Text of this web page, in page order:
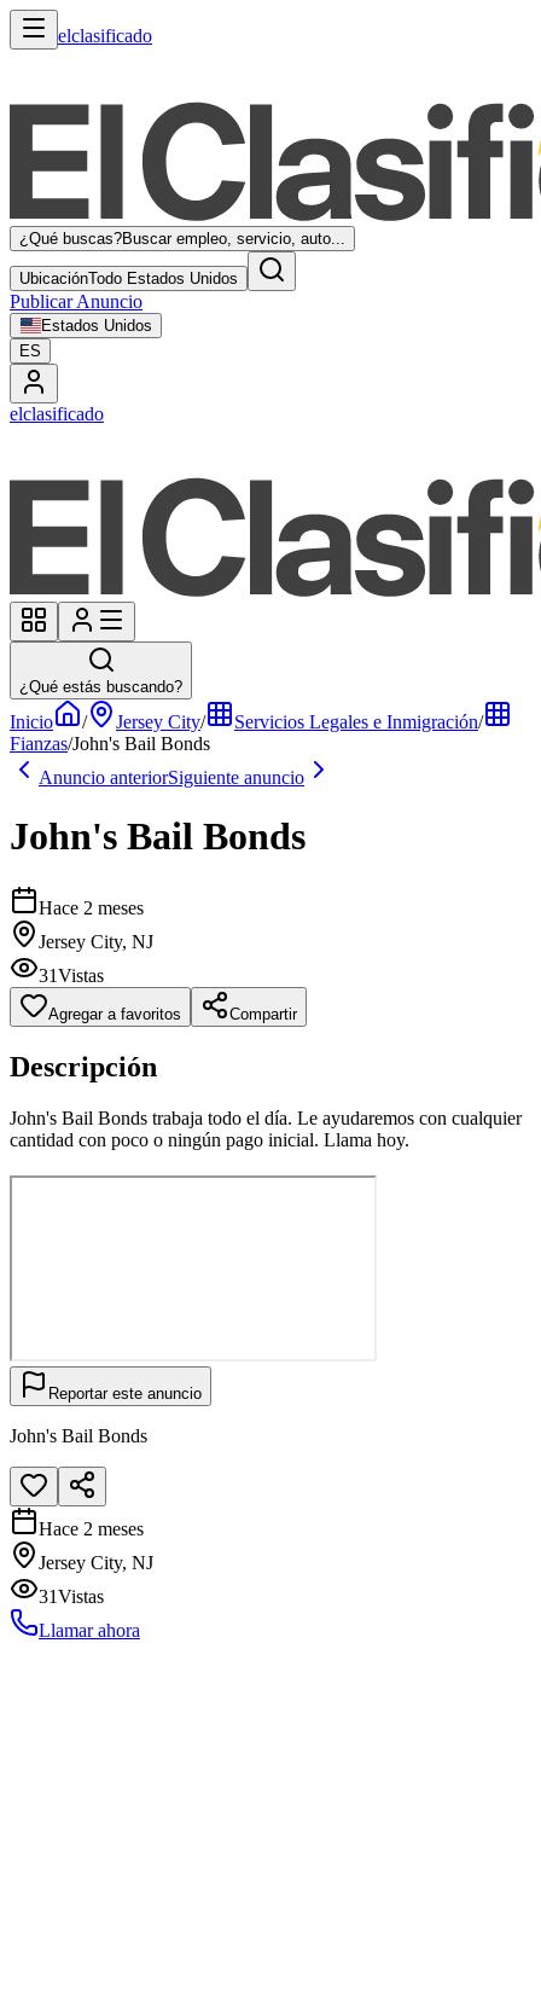
elclasificado
¿Qué buscas?Buscar empleo, servicio, auto...
UbicaciónTodo Estados Unidos
Publicar Anuncio
Estados Unidos
ES
elclasificado
¿Qué estás buscando?
Inicio / Jersey City/ Servicios Legales e Inmigración/
Fianzas/John's Bail Bonds
Anuncio anteriorSiguiente anuncio
John's Bail Bonds
Hace 2 meses
Jersey City, NJ
31Vistas
Agregar a favoritos Compartir
Descripción
John's Bail Bonds trabaja todo el día. Le ayudaremos con cualquier
cantidad con poco o ningún pago inicial. Llama hoy.
Reportar este anuncio
John's Bail Bonds
Hace 2 meses
Jersey City, NJ
31Vistas
Llamar ahora